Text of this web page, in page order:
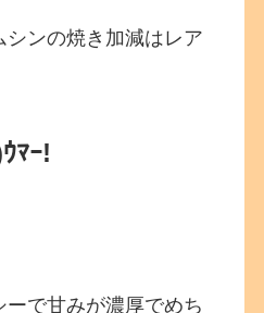
シンの焼き加減はレア
ﾏｰ!
で甘みが濃厚でめち